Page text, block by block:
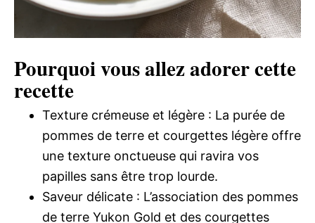
Pourquoi vous allez adorer cette
recette
Texture crémeuse et légère : La purée de
pommes de terre et courgettes légère offre
une texture onctueuse qui ravira vos
papilles sans être trop lourde.
Saveur délicate : L’association des pommes
de terre Yukon Gold et des courgettes